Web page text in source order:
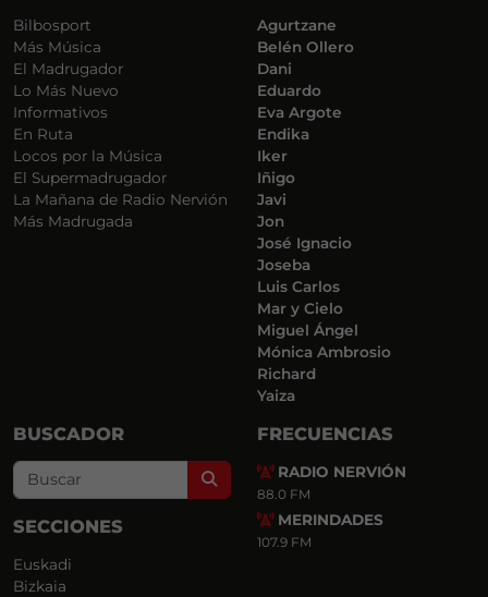
Bilbosport
Más Música
El Madrugador
Lo Más Nuevo
Informativos
En Ruta
Locos por la Música
El Supermadrugador
La Mañana de Radio Nervión
Más Madrugada
Agurtzane
Belén Ollero
Dani
Eduardo
Eva Argote
Endika
Iker
Iñigo
Javi
Jon
José Ignacio
Joseba
Luis Carlos
Mar y Cielo
Miguel Ángel
Mónica Ambrosio
Richard
Yaiza
BUSCADOR
Search
SECCIONES
Euskadi
Bizkaia
FRECUENCIAS
RADIO NERVIÓN
88.0 FM
MERINDADES
107.9 FM